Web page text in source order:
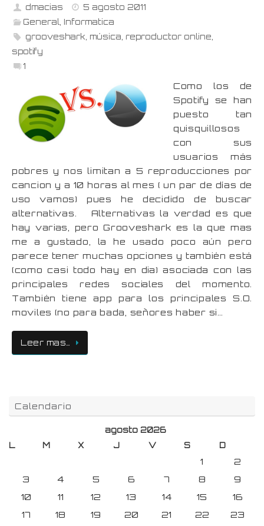
dmacias
5 agosto 2011
General Informatica
grooveshark música reproductor online
spotify
1
Como los de
Spotify se han
puesto tan
quisquillosos
con sus
usuarios más
pobres y nos limitan a 5 reproducciones por
cancion y a 10 horas al mes ( un par de días de
uso vamos) pues he decidido de buscar
alternativas. Alternativas la verdad es que
hay varias, pero Grooveshark es la que mas
me a gustado, la he usado poco aún pero
parece tener muchas opciones y también está
(como casi todo hay en dia) asociada con las
principales redes sociales del momento.
También tiene app para los principales S.O.
moviles (no para bada, señores haber si…
Leer mas…
Calendario
agosto 2026
L
M X J V S D
1
2
3
4 5 6 7 8
9
10
11 12 13 14 15
16
17
18 19 20 21 22
23